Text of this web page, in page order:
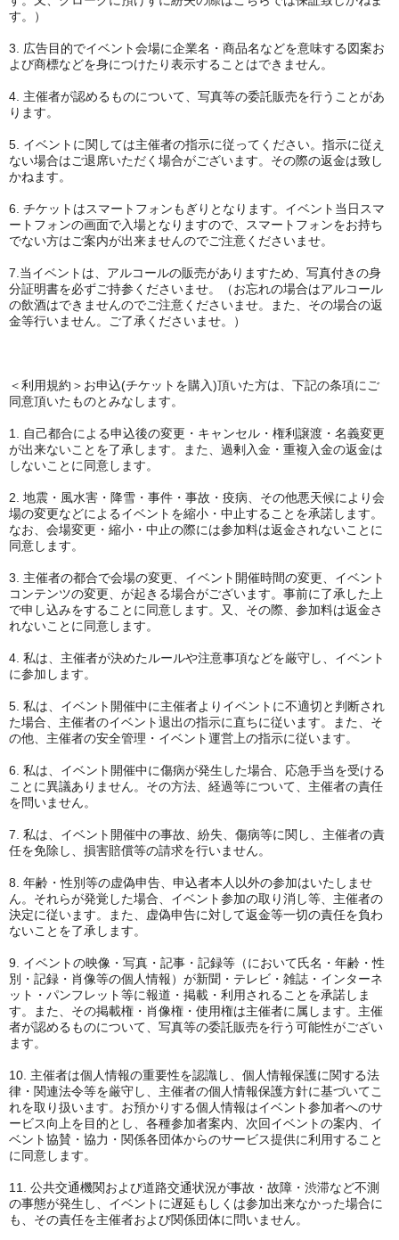
す。）
3. 広告目的でイベント会場に企業名・商品名などを意味する図案お
よび商標などを身につけたり表示することはできません。
4. 主催者が認めるものについて、写真等の委託販売を行うことがあ
ります。
5. イベントに関しては主催者の指示に従ってください。指示に従え
ない場合はご退席いただく場合がございます。その際の返金は致し
かねます。
6. チケットはスマートフォンもぎりとなります。イベント当日スマ
ートフォンの画面で入場となりますので、スマートフォンをお持ち
でない方はご案内が出来ませんのでご注意くださいませ。
7.当イベントは、アルコールの販売がありますため、写真付きの身
分証明書を必ずご持参くださいませ。（お忘れの場合はアルコール
の飲酒はできませんのでご注意くださいませ。また、その場合の返
金等行いません。ご了承くださいませ。）
＜利用規約＞お申込(チケットを購入)頂いた方は、下記の条項にご
同意頂いたものとみなします。
1. 自己都合による申込後の変更・キャンセル・権利譲渡・名義変更
が出来ないことを了承します。また、過剰入金・重複入金の返金は
しないことに同意します。
2. 地震・風水害・降雪・事件・事故・疫病、その他悪天候により会
場の変更などによるイベントを縮小・中止することを承諾します。
なお、会場変更・縮小・中止の際には参加料は返金されないことに
同意します。
3. 主催者の都合で会場の変更、イベント開催時間の変更、イベント
コンテンツの変更、が起きる場合がございます。事前に了承した上
で申し込みをすることに同意します。又、その際、参加料は返金さ
れないことに同意します。
4. 私は、主催者が決めたルールや注意事項などを厳守し、イベント
に参加します。
5. 私は、イベント開催中に主催者よりイベントに不適切と判断され
た場合、主催者のイベント退出の指示に直ちに従います。また、そ
の他、主催者の安全管理・イベント運営上の指示に従います。
6. 私は、イベント開催中に傷病が発生した場合、応急手当を受ける
ことに異議ありません。その方法、経過等について、主催者の責任
を問いません。
7. 私は、イベント開催中の事故、紛失、傷病等に関し、主催者の責
任を免除し、損害賠償等の請求を行いません。
8. 年齢・性別等の虚偽申告、申込者本人以外の参加はいたしませ
ん。それらが発覚した場合、イベント参加の取り消し等、主催者の
決定に従います。また、虚偽申告に対して返金等一切の責任を負わ
ないことを了承します。
9. イベントの映像・写真・記事・記録等（において氏名・年齢・性
別・記録・肖像等の個人情報）が新聞・テレビ・雑誌・インターネ
ット・パンフレット等に報道・掲載・利用されることを承諾しま
す。また、その掲載権・肖像権・使用権は主催者に属します。主催
者が認めるものについて、写真等の委託販売を行う可能性がござい
ます。
10. 主催者は個人情報の重要性を認識し、個人情報保護に関する法
律・関連法令等を厳守し、主催者の個人情報保護方針に基づいてこ
れを取り扱います。お預かりする個人情報はイベント参加者へのサ
ービス向上を目的とし、各種参加者案内、次回イベントの案内、イ
ベント協賛・協力・関係各団体からのサービス提供に利用すること
に同意します。
11. 公共交通機関および道路交通状況が事故・故障・渋滞など不測
の事態が発生し、イベントに遅延もしくは参加出来なかった場合に
も、その責任を主催者および関係団体に問いません。